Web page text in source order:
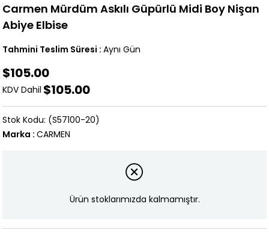
Carmen Mürdüm Askılı Güpürlü Midi Boy Nişan
Abiye Elbise
Tahmini Teslim Süresi : Aynı Gün
$105.00
KDV Dahil $105.00
(S57100-20)
Marka : CARMEN
Ürün stoklarımızda kalmamıştır.